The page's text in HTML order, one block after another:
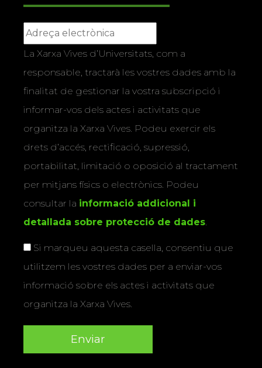
La Xarxa Vives d’Universitats, com a
responsable, tractarà les vostres dades amb la
finalitat de gestionar la vostra subscripció i
informar-vos dels actes i activitats que
organitza la Xarxa Vives. Podeu exercir els
drets d’accés, rectificació, supressió,
portabilitat, limitació o oposició al tractament
per mitjans físics o electrònics. Podeu
consultar la informació addicional i
detallada sobre protecció de dades.
Si marqueu aquesta casella, consentiu que
utilitzem les vostres dades per a enviar-vos
informació sobre els actes i activitats que
organitza la Xarxa Vives.